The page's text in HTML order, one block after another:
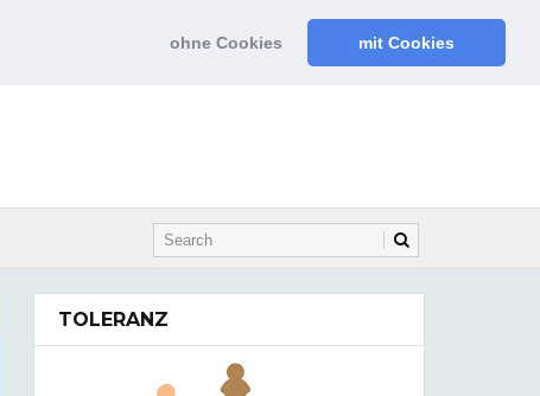
ohne Cookies mit Cookies
TOLERANZ